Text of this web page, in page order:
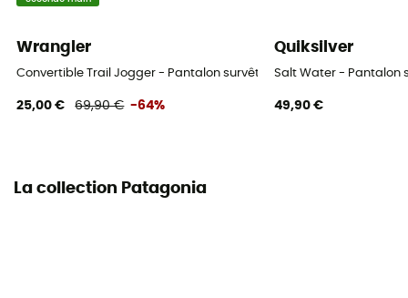
Wrangler
Convertible Trail Jogger - Pantalon survêtement
25,00 € 69,90 € -64%
Quiksilver
Salt Water - Pantalon
49,90 €
La collection Patagonia